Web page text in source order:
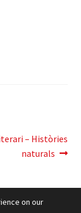
– Històries
naturals
on our